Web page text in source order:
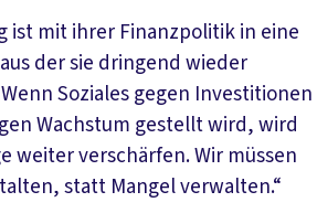
ist mit ihrer Finanzpolitik in eine
der sie dringend wieder
Soziales gegen Investitionen
Wachstum gestellt wird, wird
weiter verschärfen. Wir müssen
statt Mangel verwalten.“